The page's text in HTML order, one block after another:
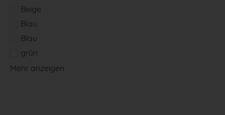
Beige
Blau
Blau
grün
Mehr anzeigen